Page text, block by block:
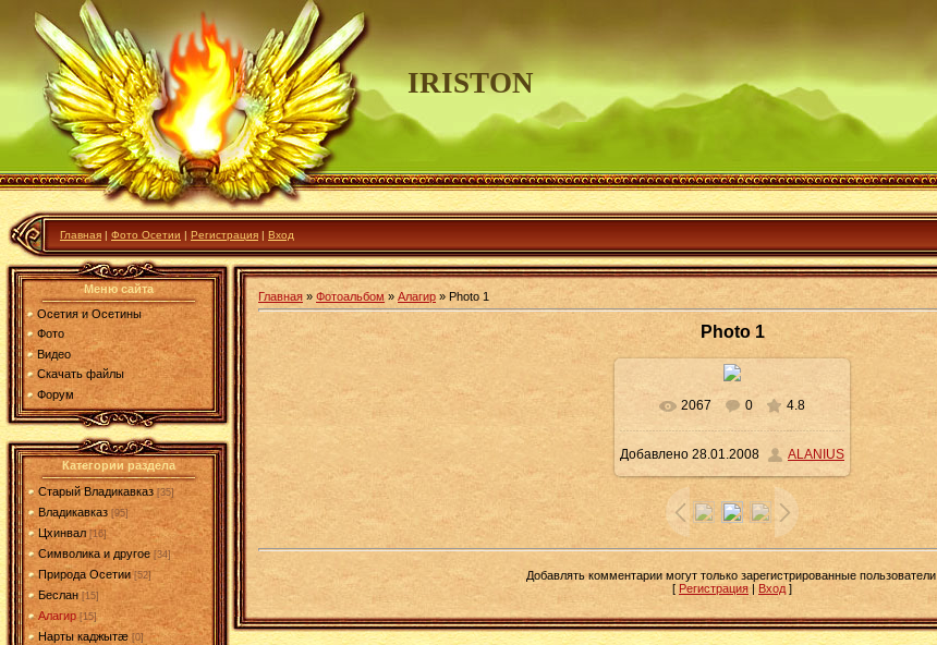
IRISTON
Главная | Фото Осетии | Регистрация | Вход
Меню сайта
Осетия и Осетины
Фото
Видео
Скачать файлы
Форум
Категории раздела
Старый Владикавказ [35]
Владикавказ [95]
Цхинвал [16]
Символика и другое [34]
Природа Осетии [52]
Беслан [15]
Алагир [15]
Нарты каджытæ [0]
Главная » Фотоальбом» Алагир » Photo 1
Photo 1
В реальном размере 604x454
/ 42.4Kb
2067 0 4.8
Добавлено 28.01.2008 ALANIUS
Добавлять комментарии могут только зарегистрированные пользователи.
[ Регистрация | Вход ]